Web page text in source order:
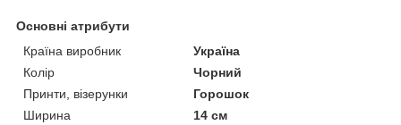
Основні атрибути
Країна виробник
Україна
Колір
Чорний
Принти, візерунки
Горошок
Ширина
14 см